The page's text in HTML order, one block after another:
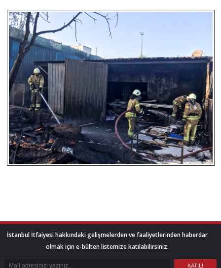
İstanbul İtfaiyesi hakkındaki gelişmelerden ve faaliyetlerinden haberdar
olmak için e-bülten listemize katılabilirsiniz.